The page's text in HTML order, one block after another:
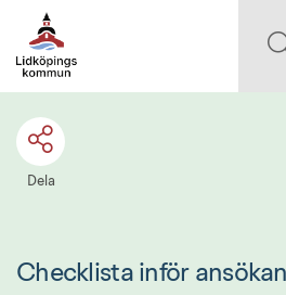
Dela
Checklista inför ansökan